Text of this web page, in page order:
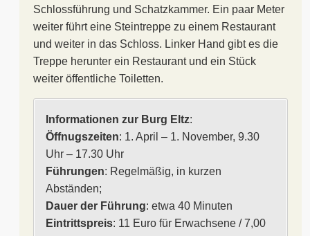
Schlossführung und Schatzkammer. Ein paar Meter
weiter führt eine Steintreppe zu einem Restaurant
und weiter in das Schloss. Linker Hand gibt es die
Treppe herunter ein Restaurant und ein Stück
weiter öffentliche Toiletten.
Informationen zur Burg Eltz:
Öffnugszeiten: 1. April – 1. November, 9.30
Uhr – 17.30 Uhr
Führungen: Regelmäßig, in kurzen
Abständen;
Dauer der Führung: etwa 40 Minuten
Eintrittspreis: 11 Euro für Erwachsene / 7,00